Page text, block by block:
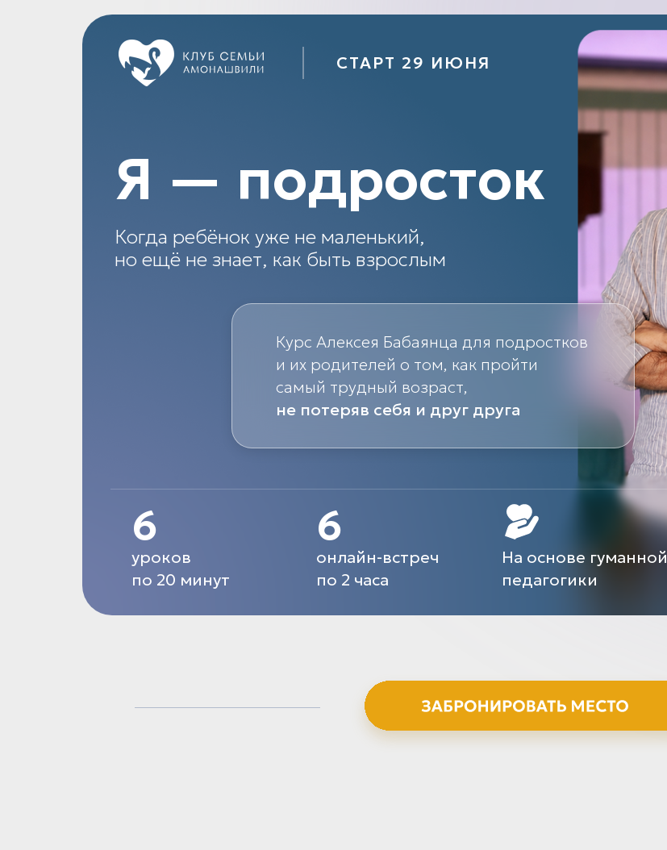
СТАРТ 29 ИЮНЯ
Я — подросток
Когда ребёнок уже не маленький,
но ещё не знает, как быть взрослым
Курс Алексея Бабаянца для подростков
и их родителей о том, как пройти
самый трудный возраст,
не потеряв себя и друг друга
6
уроков
по 20 минут
6
онлайн-встреч
по 2 часа
На основе гуманной
педагогики